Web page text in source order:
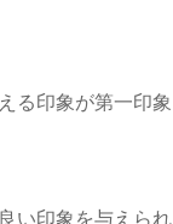
る印象が第一印象
い印象を与えられ